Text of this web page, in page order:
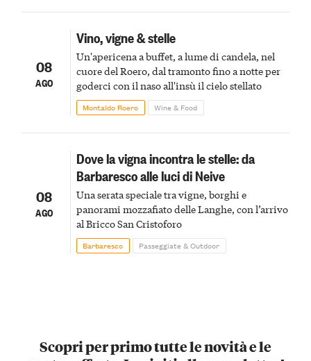
08
AGO
Vino, vigne & stelle
Un'apericena a buffet, a lume di candela, nel
cuore del Roero, dal tramonto fino a notte per
goderci con il naso all'insù il cielo stellato
Montaldo Roero Wine & Food
08
AGO
Dove la vigna incontra le stelle: da
Barbaresco alle luci di Neive
Una serata speciale tra vigne, borghi e
panorami mozzafiato delle Langhe, con l’arrivo
al Bricco San Cristoforo
Barbaresco Passeggiate & Outdoor
Scopri per primo tutte le novità e le